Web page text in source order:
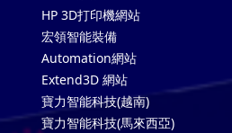
HP 3D打印機網站
宏領智能裝備
Automation網站
Extend3D 網站
寶力智能科技(越南)
寶力智能科技(馬來西亞)